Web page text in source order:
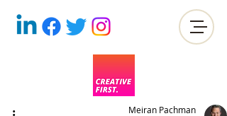
Meiran Pachman